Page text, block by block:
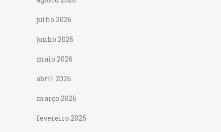
julho 2026
junho 2026
maio 2026
abril 2026
março 2026
fevereiro 2026